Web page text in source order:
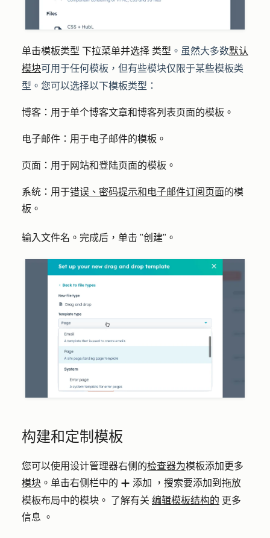
单击模板类型 下拉菜单并选择 类型 。虽然大多数默认
模块可用于任何模板，但有些模块仅限于某些模板类
型。您可以选择以下模板类型：
博客： 用于单个博客文章和博客列表页面的模板。
电子邮件： 用于电子邮件的模板。
页面： 用于网站和登陆页面的模板。
系统： 用于错误、密码提示和电子邮件订阅页面的模
板。
输入文件名 。完成后，单击 "创建"。
构建和定制模板
您可以使用设计管理器右侧的检查器为模板添加更多
模块 。单击右侧栏中的 add 添加
，搜索要添加到拖放
模板布局中的模块 。 了解有关 编辑模板结构的 更多
信息 。